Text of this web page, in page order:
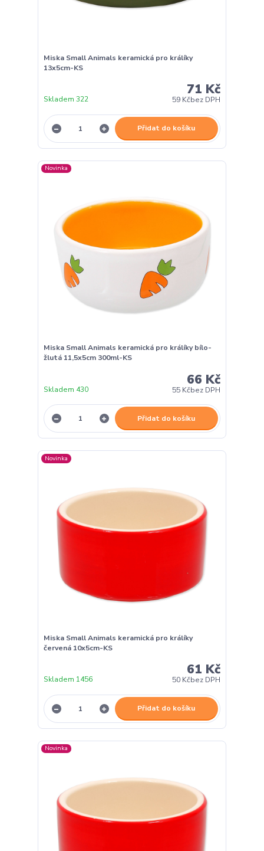
Miska Small Animals keramická pro králíky
13x5cm-KS
71 Kč
59 Kčbez DPH
Skladem 322
Přidat do košíku
Novinka
Miska Small Animals keramická pro králíky bílo-
žlutá 11,5x5cm 300ml-KS
66 Kč
55 Kčbez DPH
Skladem 430
Přidat do košíku
Novinka
Miska Small Animals keramická pro králíky
červená 10x5cm-KS
61 Kč
50 Kčbez DPH
Skladem 1456
Přidat do košíku
Novinka